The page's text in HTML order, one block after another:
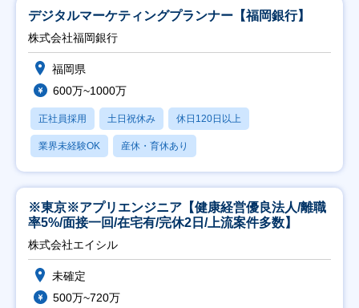
デジタルマーケティングプランナー【福岡銀行】
株式会社福岡銀行
福岡県
600万~1000万
正社員採用 土日祝休み 休日120日以上
業界未経験OK 産休・育休あり
※東京※アプリエンジニア【健康経営優良法人/離職
率5%/面接一回/在宅有/完休2日/上流案件多数】
株式会社エイシル
未確定
500万~720万